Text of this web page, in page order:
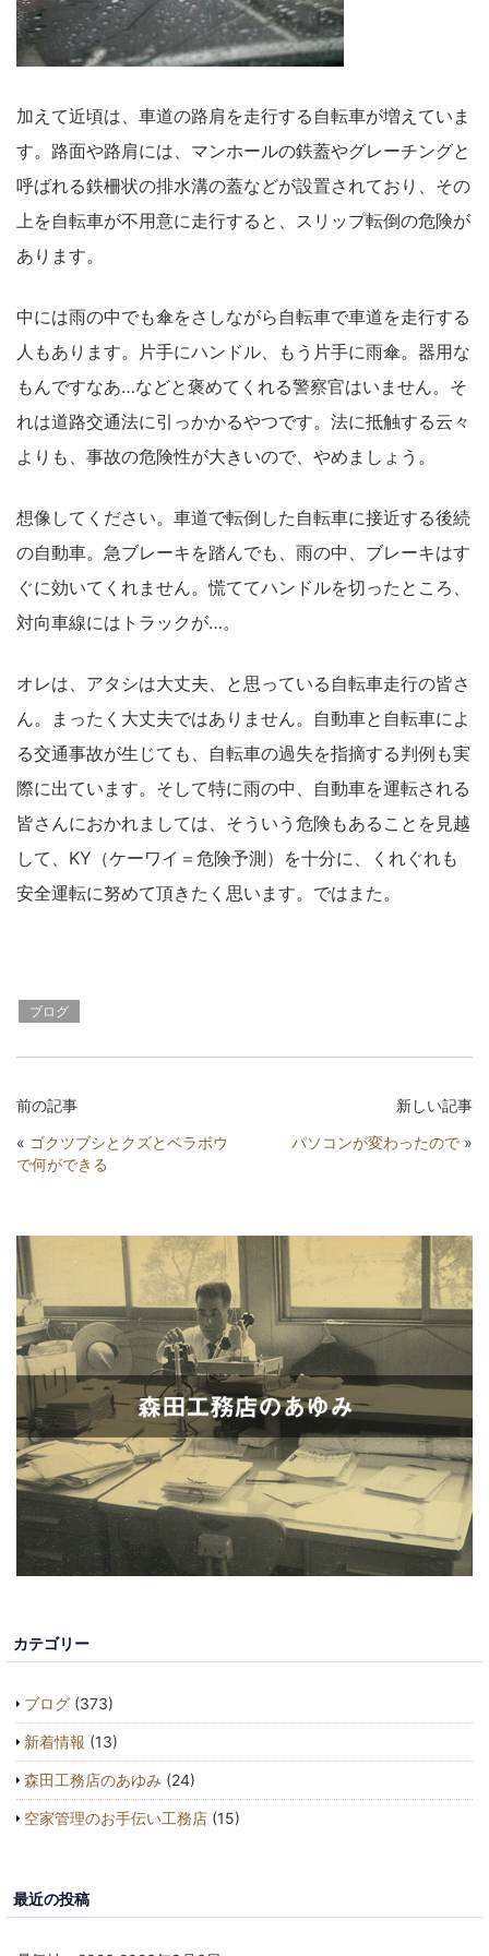
加えて近頃は、車道の路肩を走行する自転車が増えていま
す。路面や路肩には、マンホールの鉄蓋やグレーチングと
呼ばれる鉄柵状の排水溝の蓋などが設置されており、その
上を自転車が不用意に走行すると、スリップ転倒の危険が
あります。
中には雨の中でも傘をさしながら自転車で車道を走行する
人もあります。片手にハンドル、もう片手に雨傘。器用な
もんですなあ…などと褒めてくれる警察官はいません。そ
れは道路交通法に引っかかるやつです。法に抵触する云々
よりも、事故の危険性が大きいので、やめましょう。
想像してください。車道で転倒した自転車に接近する後続
の自動車。急ブレーキを踏んでも、雨の中、ブレーキはす
ぐに効いてくれません。慌ててハンドルを切ったところ、
対向車線にはトラックが…。
オレは、アタシは大丈夫、と思っている自転車走行の皆さ
ん。まったく大丈夫ではありません。自動車と自転車によ
る交通事故が生じても、自転車の過失を指摘する判例も実
際に出ています。そして特に雨の中、自動車を運転される
皆さんにおかれましては、そういう危険もあることを見越
して、KY（ケーワイ＝危険予測）を十分に、くれぐれも
安全運転に努めて頂きたく思います。ではまた。
ブログ
前の記事
« ゴクツブシとクズとベラボウ
で何ができる
新しい記事
パソコンが変わったので »
カテゴリー
ブログ (373)
新着情報 (13)
森田工務店のあゆみ (24)
空家管理のお手伝い工務店 (15)
最近の投稿